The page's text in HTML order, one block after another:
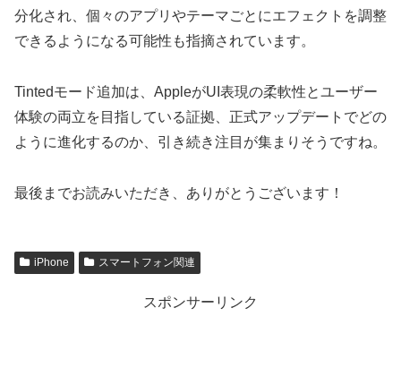
分化され、個々のアプリやテーマごとにエフェクトを調整
できるようになる可能性も指摘されています。
Tintedモード追加は、AppleがUI表現の柔軟性とユーザー
体験の両立を目指している証拠、正式アップデートでどの
ように進化するのか、引き続き注目が集まりそうですね。
最後までお読みいただき、ありがとうございます！
iPhone スマートフォン関連
スポンサーリンク